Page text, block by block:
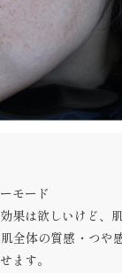
モード
果は欲しいけど
体の質感・つ
ます。